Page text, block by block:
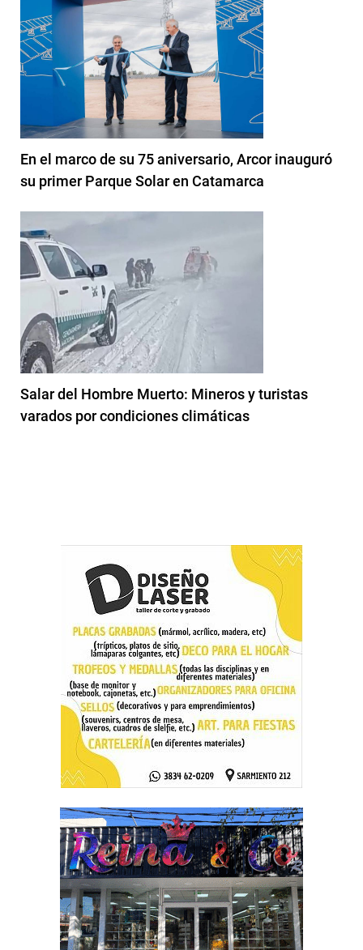
En el marco de su 75 aniversario, Arcor inauguró
su primer Parque Solar en Catamarca
Salar del Hombre Muerto: Mineros y turistas
varados por condiciones climáticas